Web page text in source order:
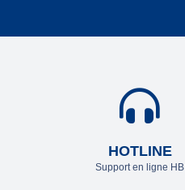
HOTLINE
Support en ligne HB